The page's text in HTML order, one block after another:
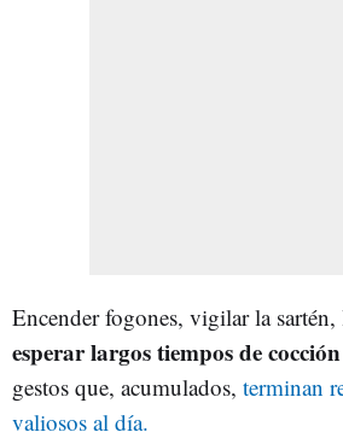
Encender fogones, vigilar la
esperar largos tiempos de cocción
gestos que, acumulados, terminan
valiosos al día.